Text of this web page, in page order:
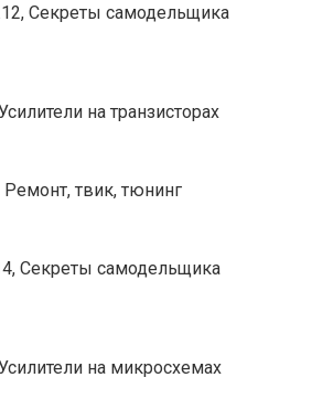
Секреты самодельщика
на транзисторах
Ремонт, твик, тюнинг
Секреты самодельщика
на микросхемах